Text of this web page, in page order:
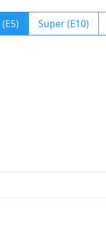
Super (E10)